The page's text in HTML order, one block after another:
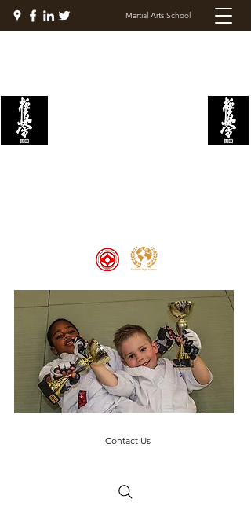
Martial Arts School
Contact Us